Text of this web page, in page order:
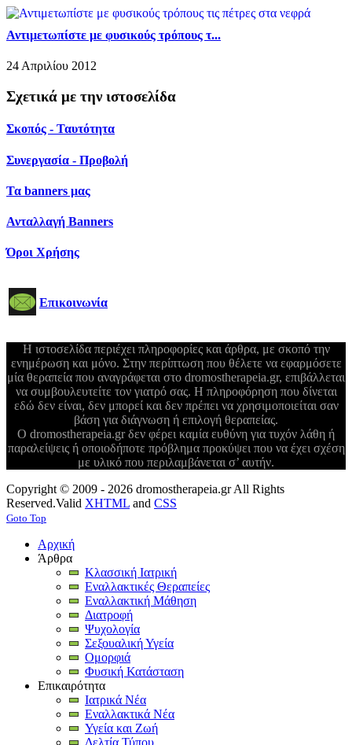
Αντιμετωπίστε με φυσικούς τρόπους τ...
24 Απριλίου 2012
Σχετικά με την ιστοσελίδα
Σκοπός - Ταυτότητα
Συνεργασία - Προβολή
Τα banners μας
Ανταλλαγή Banners
Όροι Χρήσης
Επικοινωνία
Η ιστοσελίδα περιέχει πληροφορίες και άρθρα, με σκοπό την
ενημέρωση και μόνο. Στην περίπτωση που θέλετε να εφαρμόσετε
μία θεραπεία που αναγράφεται στο dromostherapeia.gr, επιβάλλεται
να συμβουλευτείτε τον γιατρό σας. Η πληροφόρηση που δίνεται
εδώ δεν είναι, δεν μπορεί και δεν πρέπει να χρησιμοποιείται σαν
βάση για διάγνωση ή επιλογή θεραπείας.
Ο dromostherapeia.gr δεν φέρει καμία ευθύνη για τυχόν λάθη ή
παραλείψεις ή οποιοδήποτε πρόβλημα προκύψει που να έχει σχέση
με υλικό που περιλαμβάνεται σ’ αυτήν.
Copyright © 2009 - 2026 dromostherapeia.gr All Rights
Reserved.Valid XHTML and CSS
Goto Top
Αρχική
Άρθρα
Κλασσική Ιατρική
Εναλλακτικές Θεραπείες
Εναλλακτική Μάθηση
Διατροφή
Ψυχολογία
Σεξουαλική Υγεία
Ομορφιά
Φυσική Κατάσταση
Επικαιρότητα
Ιατρικά Νέα
Εναλλακτικά Νέα
Υγεία και Ζωή
Δελτία Τύπου